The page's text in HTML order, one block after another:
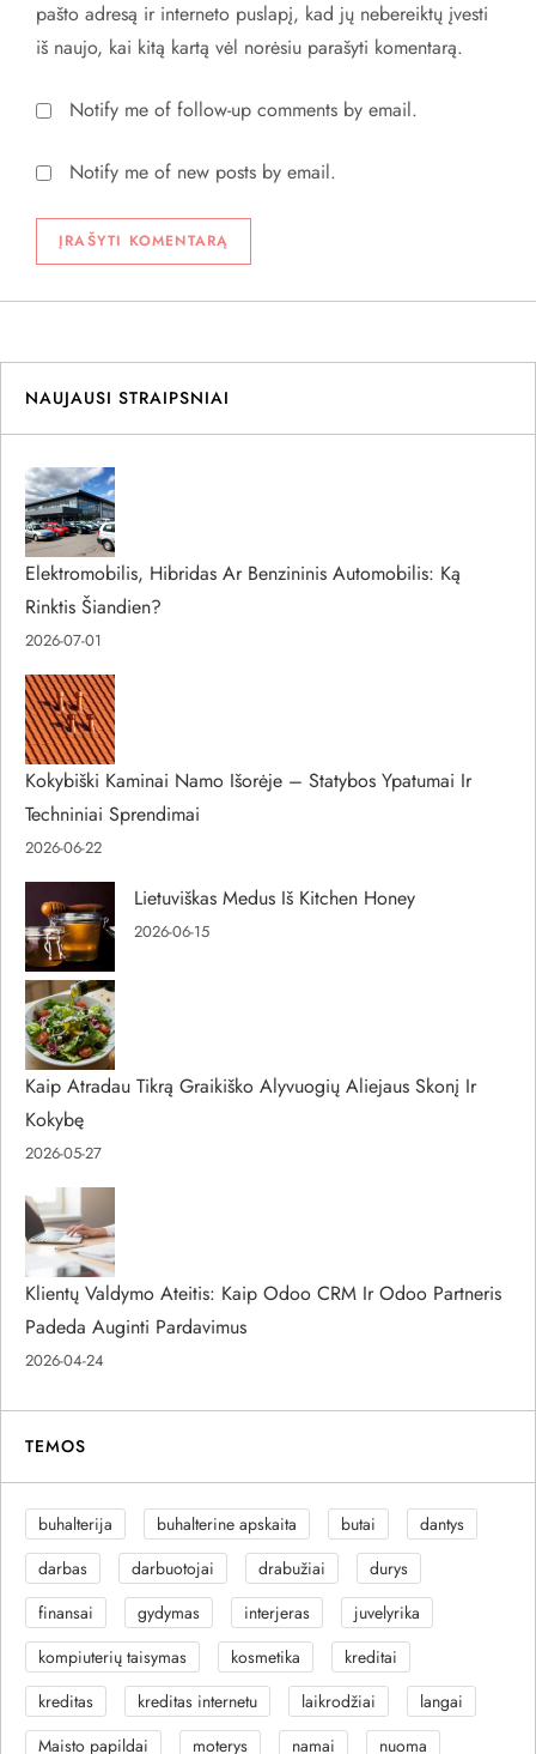
pašto adresą ir interneto puslapį, kad jų nebereiktų įvesti
iš naujo, kai kitą kartą vėl norėsiu parašyti komentarą.
Notify me of follow-up comments by email.
Notify me of new posts by email.
NAUJAUSI STRAIPSNIAI
Elektromobilis, Hibridas Ar Benzininis Automobilis: Ką
Rinktis Šiandien?
2026-07-01
Kokybiški Kaminai Namo Išorėje – Statybos Ypatumai Ir
Techniniai Sprendimai
2026-06-22
Lietuviškas Medus Iš Kitchen Honey
2026-06-15
Kaip Atradau Tikrą Graikiško Alyvuogių Aliejaus Skonį Ir
Kokybę
2026-05-27
Klientų Valdymo Ateitis: Kaip Odoo CRM Ir Odoo Partneris
Padeda Auginti Pardavimus
2026-04-24
TEMOS
buhalterija buhalterine apskaita butai
dantys
darbas
darbuotojai drabužiai
durys
finansai
gydymas interjeras
juvelyrika
kompiuterių taisymas
kosmetika
kreditai
kreditas
kreditas internetu laikrodžiai
langai
Maisto papildai
moterys namai nuoma